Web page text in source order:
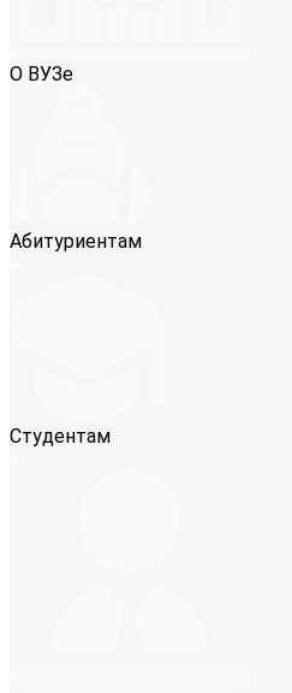
О ВУЗе
Абитуриентам
Студентам